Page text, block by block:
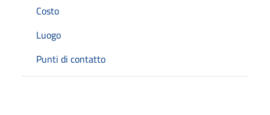
Costo
Luogo
Punti di contatto